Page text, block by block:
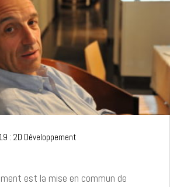
: 2D Développement
est la mise en commun de